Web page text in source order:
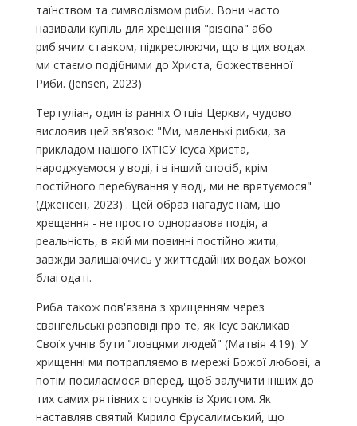
таїнством та символізмом риби. Вони часто
називали купіль для хрещення "piscina" або
риб'ячим ставком, підкреслюючи, що в цих водах
ми стаємо подібними до Христа, божественної
Риби. (Jensen, 2023)
Тертуліан, один із ранніх Отців Церкви, чудово
висловив цей зв'язок: "Ми, маленькі рибки, за
прикладом нашого ІХТІСУ Ісуса Христа,
народжуємося у воді, і в інший спосіб, крім
постійного перебування у воді, ми не врятуємося"
(Дженсен, 2023) . Цей образ нагадує нам, що
хрещення - не просто одноразова подія, а
реальність, в якій ми повинні постійно жити,
завжди залишаючись у життєдайних водах Божої
благодаті.
Риба також пов'язана з хрищенням через
євангельські розповіді про те, як Ісус закликав
Своїх учнів бути "ловцями людей" (Матвія 4:19). У
хрищенні ми потрапляємо в мережі Божої любові, а
потім посилаємося вперед, щоб залучити інших до
тих самих рятівних стосунків із Христом. Як
наставляв святий Кирило Єрусалимський, що